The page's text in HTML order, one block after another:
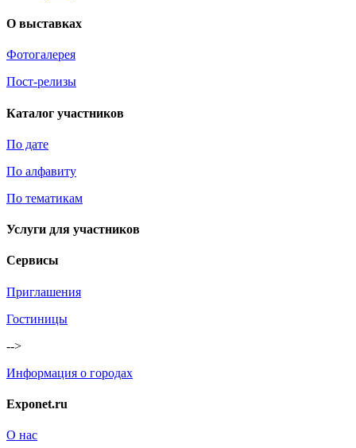
О выставках
Фотогалерея
Пост-релизы
Каталог участников
По дате
По алфавиту
По тематикам
Услуги для участников
Сервисы
Приглашения
Гостиницы
-->
Информация о городах
Exponet.ru
О нас